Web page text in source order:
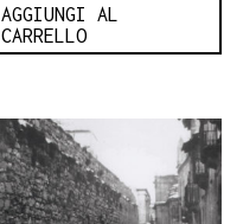
AGGIUNGI AL
CARRELLO